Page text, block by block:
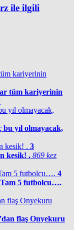
ile ilgili
tüm kariyerinin
bu yıl olmayacak,
3
kesik! . 869 kez
4
Tam 5 futbolcu….
flaş Onyekuru